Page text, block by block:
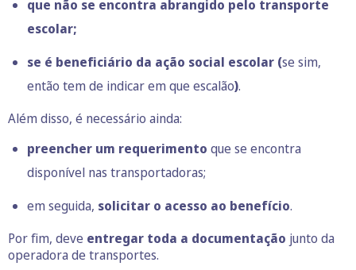
que não se encontra abrangido pelo transporte
escolar;
se é beneficiário da ação social escolar (se sim,
então tem de indicar em que escalão).
Além disso, é necessário ainda:
preencher um requerimento que se encontra
disponível nas transportadoras;
em seguida, solicitar o acesso ao benefício.
Por fim, deve entregar toda a documentação junto da
operadora de transportes.